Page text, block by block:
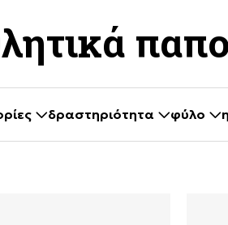
a filter closes the filters and
δραστηριότητα φύλο